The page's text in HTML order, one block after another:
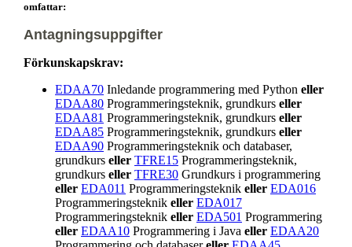
omfattar:
Antagningsuppgifter
Förkunskapskrav:
EDAA70 Inledande programmering med Python eller
EDAA80 Programmeringsteknik, grundkurs eller
EDAA81 Programmeringsteknik, grundkurs eller
EDAA85 Programmeringsteknik, grundkurs eller
EDAA90 Programmeringsteknik och databaser,
grundkurs eller TFRE15 Programmeringsteknik,
grundkurs eller TFRE30 Grundkurs i programmering
eller EDA011 Programmeringsteknik eller EDA016
Programmeringsteknik eller EDA017
Programmeringsteknik eller EDA501 Programmering
eller EDAA10 Programmering i Java eller EDAA20